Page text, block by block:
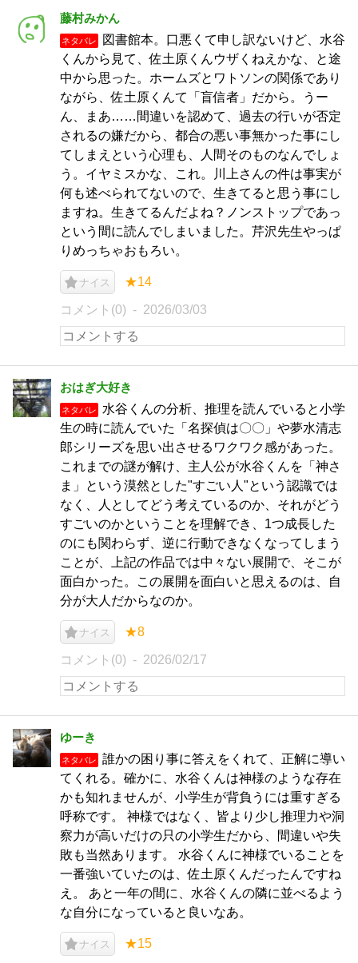
藤村みかん
ネタバレ
図書館本。口悪くて申し訳ないけど、水谷
くんから見て、佐土原くんウザくねえかな、と途
中から思った。ホームズとワトソンの関係であり
ながら、佐土原くんて「盲信者」だから。うー
ん、まあ……間違いを認めて、過去の行いが否定
されるの嫌だから、都合の悪い事無かった事にし
てしまえという心理も、人間そのものなんでしょ
う。イヤミスかな、これ。川上さんの件は事実が
何も述べられてないので、生きてると思う事にし
ますね。生きてるんだよね？ノンストップであっ
という間に読んでしまいました。芹沢先生やっぱ
りめっちゃおもろい。
ナイス ★14
コメント(0) 2026/03/03
おはぎ大好き
ネタバレ
水谷くんの分析、推理を読んでいると小学
生の時に読んでいた「名探偵は〇〇」や夢水清志
郎シリーズを思い出させるワクワク感があった。
これまでの謎が解け、主人公が水谷くんを「神さ
ま」という漠然とした"すごい人"という認識では
なく、人としてどう考えているのか、それがどう
すごいのかということを理解でき、1つ成長した
のにも関わらず、逆に行動できなくなってしまう
ことが、上記の作品では中々ない展開で、そこが
面白かった。この展開を面白いと思えるのは、自
分が大人だからなのか。
ナイス ★8
コメント(0) 2026/02/17
ゆーき
ネタバレ
誰かの困り事に答えをくれて、正解に導い
てくれる。確かに、水谷くんは神様のような存在
かも知れませんが、小学生が背負うには重すぎる
呼称です。 神様ではなく、皆より少し推理力や洞
察力が高いだけの只の小学生だから、間違いや失
敗も当然あります。 水谷くんに神様でいることを
一番強いていたのは、佐土原くんだったんですね
え。 あと一年の間に、水谷くんの隣に並べるよう
な自分になっていると良いなあ。
ナイス ★15